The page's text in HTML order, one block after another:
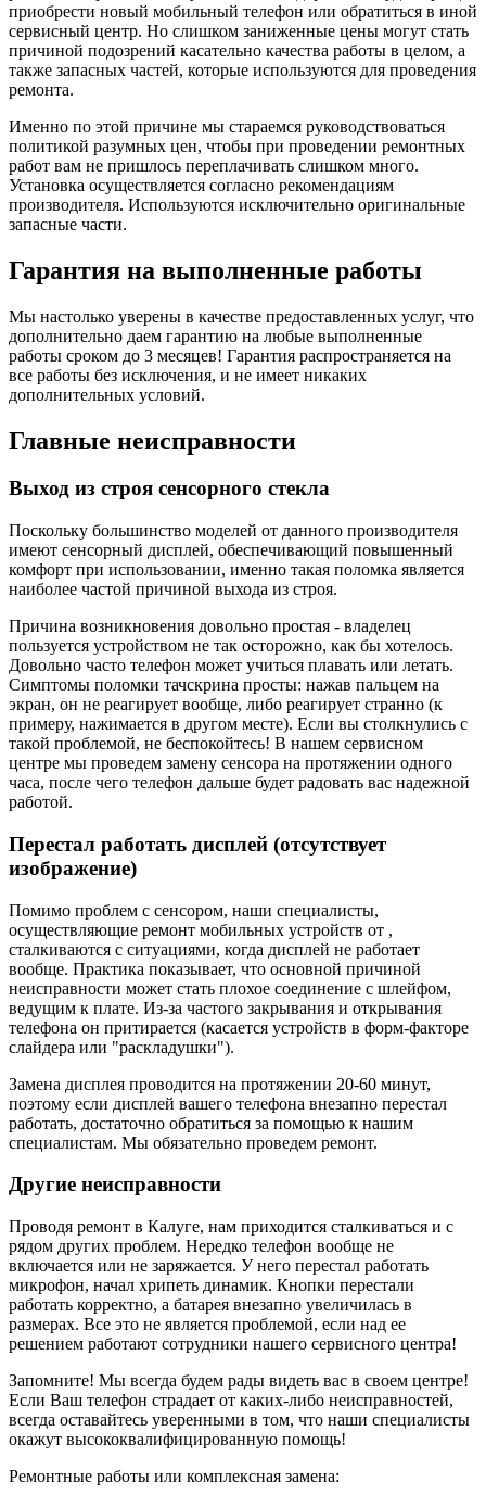
приобрести новый мобильный телефон или обратиться в иной
сервисный центр. Но слишком заниженные цены могут стать
причиной подозрений касательно качества работы в целом, а
также запасных частей, которые используются для проведения
ремонта.
Именно по этой причине мы стараемся руководствоваться
политикой разумных цен, чтобы при проведении ремонтных
работ вам не пришлось переплачивать слишком много.
Установка осуществляется согласно рекомендациям
производителя. Используются исключительно оригинальные
запасные части.
Гарантия на выполненные работы
Мы настолько уверены в качестве предоставленных услуг, что
дополнительно даем гарантию на любые выполненные
работы сроком до 3 месяцев! Гарантия распространяется на
все работы без исключения, и не имеет никаких
дополнительных условий.
Главные неисправности
Выход из строя сенсорного стекла
Поскольку большинство моделей от данного производителя
имеют сенсорный дисплей, обеспечивающий повышенный
комфорт при использовании, именно такая поломка является
наиболее частой причиной выхода из строя.
Причина возникновения довольно простая - владелец
пользуется устройством не так осторожно, как бы хотелось.
Довольно часто телефон может учиться плавать или летать.
Симптомы поломки тачскрина просты: нажав пальцем на
экран, он не реагирует вообще, либо реагирует странно (к
примеру, нажимается в другом месте). Если вы столкнулись с
такой проблемой, не беспокойтесь! В нашем сервисном
центре мы проведем замену сенсора на протяжении одного
часа, после чего телефон дальше будет радовать вас надежной
работой.
Перестал работать дисплей (отсутствует
изображение)
Помимо проблем с сенсором, наши специалисты,
осуществляющие ремонт мобильных устройств от ,
сталкиваются с ситуациями, когда дисплей не работает
вообще. Практика показывает, что основной причиной
неисправности может стать плохое соединение с шлейфом,
ведущим к плате. Из-за частого закрывания и открывания
телефона он притирается (касается устройств в форм-факторе
слайдера или "раскладушки").
Замена дисплея проводится на протяжении 20-60 минут,
поэтому если дисплей вашего телефона внезапно перестал
работать, достаточно обратиться за помощью к нашим
специалистам. Мы обязательно проведем ремонт.
Другие неисправности
Проводя ремонт в Калуге, нам приходится сталкиваться и с
рядом других проблем. Нередко телефон вообще не
включается или не заряжается. У него перестал работать
микрофон, начал хрипеть динамик. Кнопки перестали
работать корректно, а батарея внезапно увеличилась в
размерах. Все это не является проблемой, если над ее
решением работают сотрудники нашего сервисного центра!
Запомните! Мы всегда будем рады видеть вас в своем центре!
Если Ваш телефон страдает от каких-либо неисправностей,
всегда оставайтесь уверенными в том, что наши специалисты
окажут высококвалифицированную помощь!
Ремонтные работы или комплексная замена: